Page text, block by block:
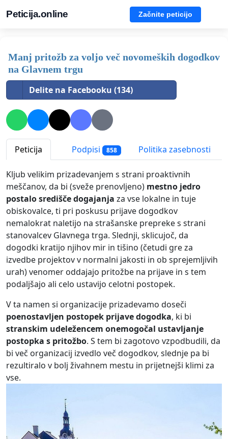
Peticija.online Začnite peticijo
Manj pritožb za voljo več novomeških dogodkov
na Glavnem trgu
Delite na Facebooku (134)
Peticija Podpisi 858 Politika zasebnosti
Kljub velikim prizadevanjem s strani proaktivnih
meščanov, da bi (sveže prenovljeno) mestno jedro
postalo središče dogajanja za vse lokalne in tuje
obiskovalce, ti pri poskusu prijave dogodkov
nemalokrat naletijo na strašanske prepreke s strani
stanovalcev Glavnega trga. Slednji, sklicujoč, da
dogodki kratijo njihov mir in tišino (četudi gre za
izvedbe projektov v normalni jakosti in ob sprejemljivih
urah) venomer oddajajo pritožbe na prijave in s tem
podaljšajo ali celo ustavijo celotni postopek.
V ta namen si organizacije prizadevamo doseči
poenostavljen postopek prijave dogodka, ki bi
stranskim udeležencem onemogočal ustavljanje
postopka s pritožbo. S tem bi zagotovo vzpodbudili, da
bi več organizacij izvedlo več dogodkov, slednje pa bi
rezultiralo v bolj živahnem mestu in prijetnejši klimi za
vse.